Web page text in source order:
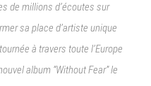
de millions d’écoutes sur
sa place d’artiste unique
à travers toute l’Europe
album “Without Fear” le